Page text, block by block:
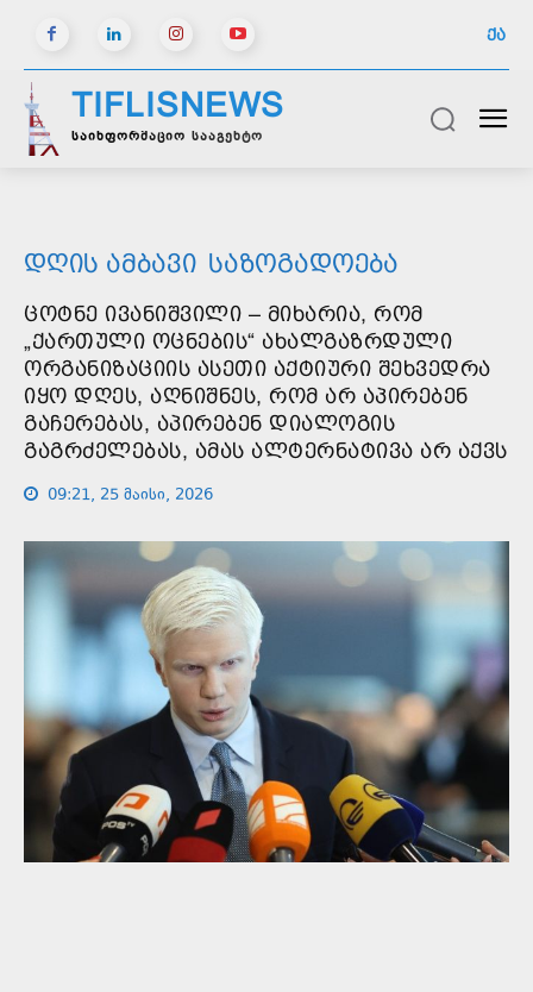
ᲥᲐ
TIFLISNEWS
საინფორმაციო სააგენტო
ᲓᲦᲘᲡ ᲐᲛᲑᲐᲕᲘ ᲡᲐᲖᲝᲒᲐᲓᲝᲔᲑᲐ
ᲪᲝᲢᲜᲔ ᲘᲕᲐᲜᲘᲨᲕᲘᲚᲘ – ᲛᲘᲮᲐᲠᲘᲐ, ᲠᲝᲛ
„ᲥᲐᲠᲗᲣᲚᲘ ᲝᲪᲜᲔᲑᲘᲡ“ ᲐᲮᲐᲚᲒᲐᲖᲠᲓᲣᲚᲘ
ᲝᲠᲒᲐᲜᲘᲖᲐᲪᲘᲘᲡ ᲐᲡᲔᲗᲘ ᲐᲥᲢᲘᲣᲠᲘ ᲨᲔᲮᲕᲔᲓᲠᲐ
ᲘᲧᲝ ᲓᲦᲔᲡ, ᲐᲦᲜᲘᲨᲜᲔᲡ, ᲠᲝᲛ ᲐᲠ ᲐᲞᲘᲠᲔᲑᲔᲜ
ᲒᲐᲩᲔᲠᲔᲑᲐᲡ, ᲐᲞᲘᲠᲔᲑᲔᲜ ᲓᲘᲐᲚᲝᲒᲘᲡ
ᲒᲐᲒᲠᲫᲔᲚᲔᲑᲐᲡ, ᲐᲛᲐᲡ ᲐᲚᲢᲔᲠᲜᲐᲢᲘᲕᲐ ᲐᲠ ᲐᲥᲕᲡ
09:21, 25 მაისი, 2026